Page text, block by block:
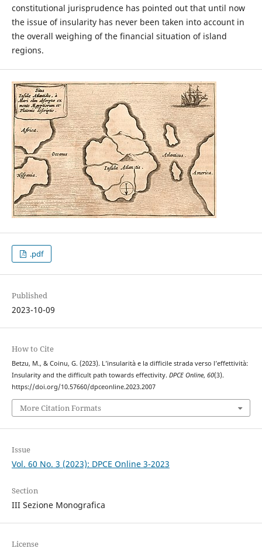
constitutional jurisprudence has pointed out that until now
the issue of insularity has never been taken into account in
the overall weighing of the financial situation of island
regions.
.pdf
Published
2023-10-09
How to Cite
Betzu, M., & Coinu, G. (2023). L’insularità e la difficile strada verso l’effettività:
Insularity and the difficult path towards effectivity. DPCE Online, 60(3).
https://doi.org/10.57660/dpceonline.2023.2007
More Citation Formats
Issue
Vol. 60 No. 3 (2023): DPCE Online 3-2023
Section
III Sezione Monografica
License